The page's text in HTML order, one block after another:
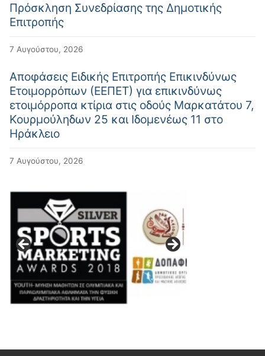
Πρόσκληση Συνεδρίασης της Δημοτικής
Επιτροπής
7 Αυγούστου, 2026
Αποφάσεις Ειδικής Επιτροπής Επικινδύνως
Ετοιμορρόπων (ΕΕΠΕΤ) για επικινδύνως
ετοιμόρροπα κτίρια στις οδούς Μαρκατάτου 7,
Κουρμούληδων 25 και Ιδομενέως 11 στο
Ηράκλειο
7 Αυγούστου, 2026